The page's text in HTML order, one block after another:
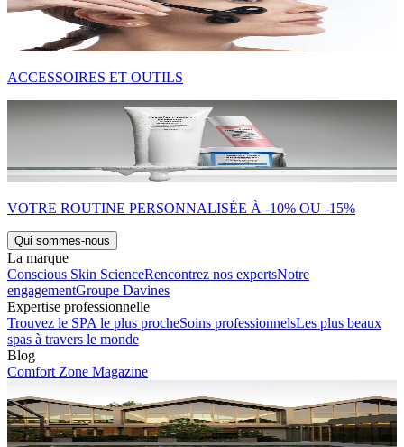
ACCESSOIRES ET OUTILS
VOTRE ROUTINE PERSONNALISÉE À -10% OU -15%
Qui sommes-nous
La marque
Conscious Skin ScienceRencontrez nos expertsNotre
engagementGroupe Davines
Expertise professionnelle
Trouvez le SPA le plus procheSoins professionnelsLes plus beaux
spas à travers le monde
Blog
Comfort Zone Magazine